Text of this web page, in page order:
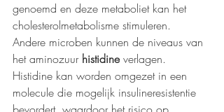
genoemd en deze metaboliet kan het
cholesterolmetabolisme stimuleren.
Andere microben kunnen de niveaus van
het aminozuur histidine verlagen.
Histidine kan worden omgezet in een
molecule die mogelijk insulineresistentie